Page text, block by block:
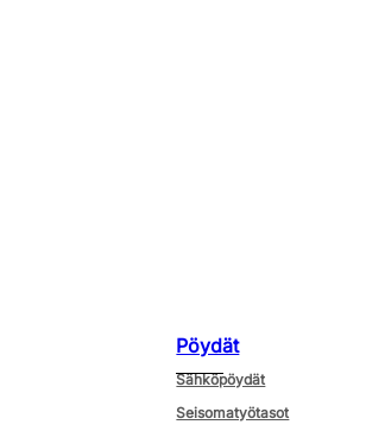
Pöydät
Sähköpöydät
Seisomatyötasot